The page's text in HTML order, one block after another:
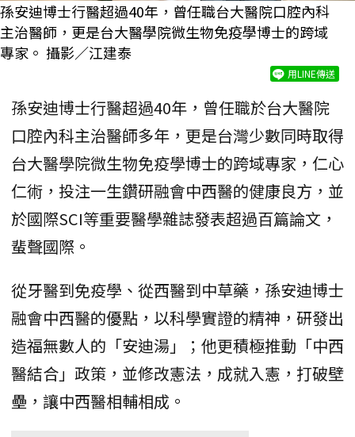
孫安迪博士行醫超過40年，曾任職台大醫院口腔內科
主治醫師，更是台大醫學院微生物免疫學博士的跨域
專家。 攝影／江建泰
用LINE傳送
孫安迪博士行醫超過40年，曾任職於台大醫院
口腔內科主治醫師多年，更是台灣少數同時取得
台大醫學院微生物免疫學博士的跨域專家，仁心
仁術，投注一生鑽研融會中西醫的健康良方，並
於國際SCI等重要醫學雜誌發表超過百篇論文，
蜚聲國際。
從牙醫到免疫學、從西醫到中草藥，孫安迪博士
融會中西醫的優點，以科學實證的精神，研發出
造福無數人的「安迪湯」；他更積極推動「中西
醫結合」政策，並修改憲法，成就入憲，打破壁
壘，讓中西醫相輔相成。